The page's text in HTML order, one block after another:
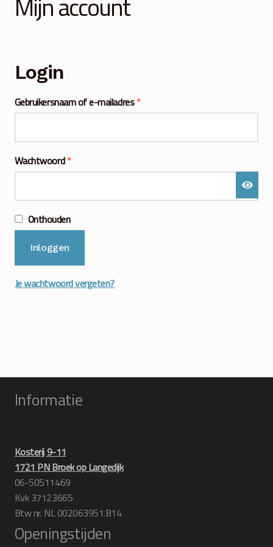
Winkelmand
Veelgestelde vragen
Contact
Login
Gebruikersnaam of e-mailadres*Vereist
Wachtwoord*Vereist
Onthouden
Inloggen
Je wachtwoord vergeten?
Informatie
Kosterij 9-11
1721 PN Broek op Langedijk
06-50511469
Kvk 37123665
Btw nr. NL 002063951.B14
Openingstijden